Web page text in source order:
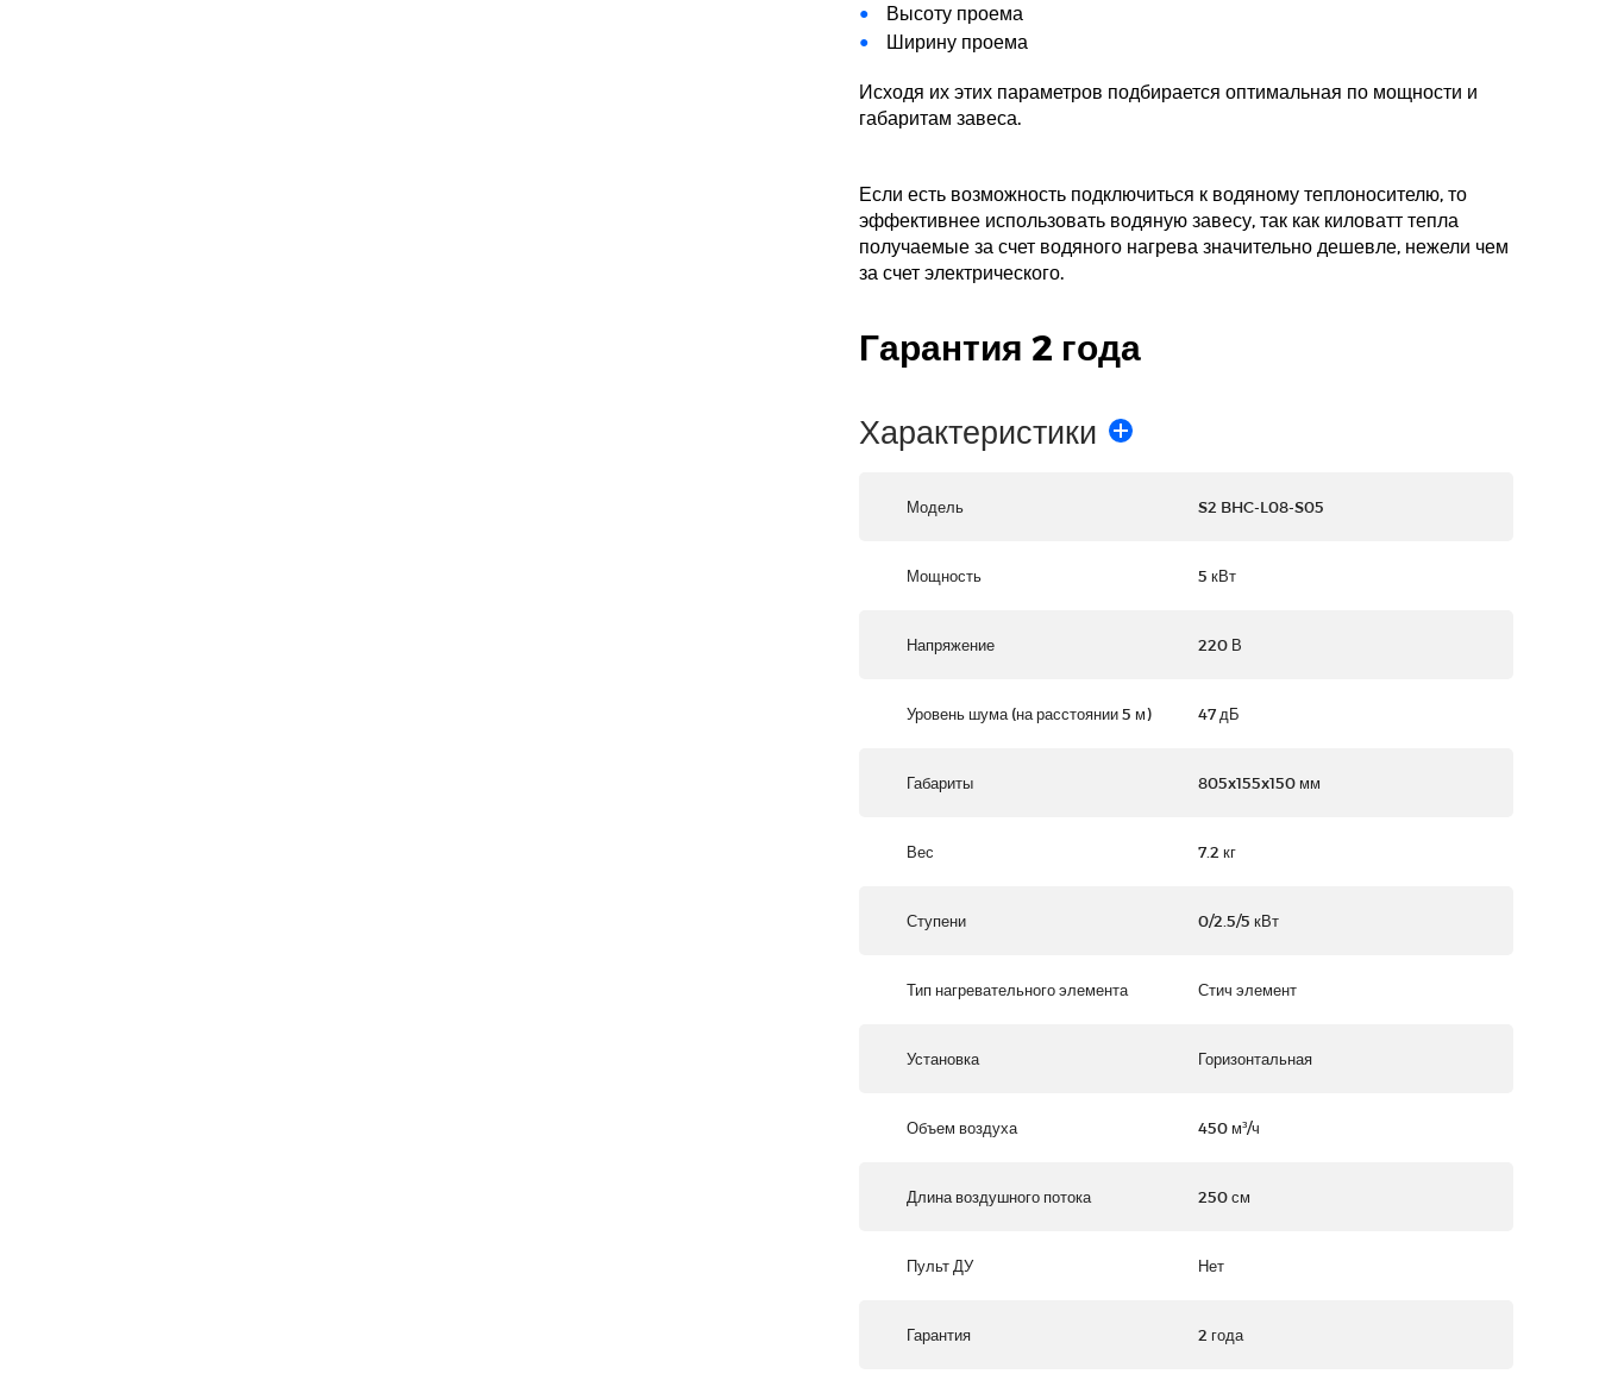
Высоту проема
Ширину проема
Исходя их этих параметров подбирается оптимальная по мощности и
габаритам завеса.
Если есть возможность подключиться к водяному теплоносителю, то
эффективнее использовать водяную завесу, так как киловатт тепла
получаемые за счет водяного нагрева значительно дешевле, нежели чем
за счет электрического.
Гарантия 2 года
Характеристики
Модель S2 BHC-L08-S05
Мощность 5 кВт
Напряжение 220 В
Уровень шума (на расстоянии 5 м) 47 дБ
Габариты 805x155x150 мм
Вес 7.2 кг
Ступени 0/2.5/5 кВт
Тип нагревательного элемента Стич элемент
Установка Горизонтальная
Объем воздуха 450 м³/ч
Длина воздушного потока 250 см
Пульт ДУ Нет
Гарантия 2 года